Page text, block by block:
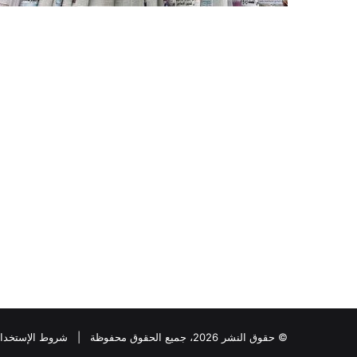
© حقوق النشر 2026، جميع الحقوق محفوظة | شروط